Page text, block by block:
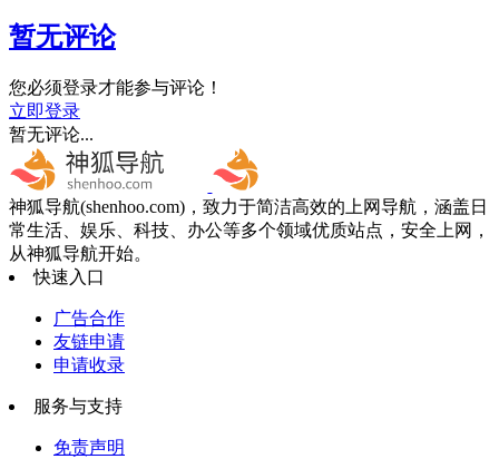
暂无评论
您必须登录才能参与评论！
立即登录
暂无评论...
神狐导航(shenhoo.com)，致力于简洁高效的上网导航，涵盖日
常生活、娱乐、科技、办公等多个领域优质站点，安全上网，
从神狐导航开始。
快速入口
广告合作
友链申请
申请收录
服务与支持
免责声明